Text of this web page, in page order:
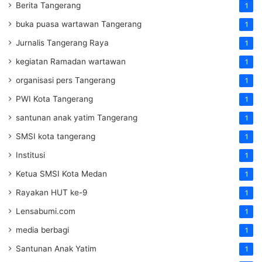
Berita Tangerang 1
buka puasa wartawan Tangerang 1
Jurnalis Tangerang Raya 1
kegiatan Ramadan wartawan 1
organisasi pers Tangerang 1
PWI Kota Tangerang 1
santunan anak yatim Tangerang 1
SMSI kota tangerang 1
Institusi 1
Ketua SMSI Kota Medan 1
Rayakan HUT ke-9 1
Lensabumi.com 1
media berbagi 1
Santunan Anak Yatim 1